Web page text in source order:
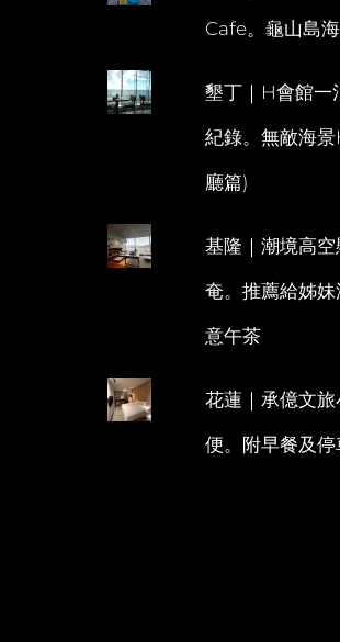
Cafe。龜山島
墾丁｜H會館一
紀錄。無敵海
廳篇)
基隆｜潮境高
奄。推薦給姊
意午茶
花蓮｜承億文
便。附早餐及